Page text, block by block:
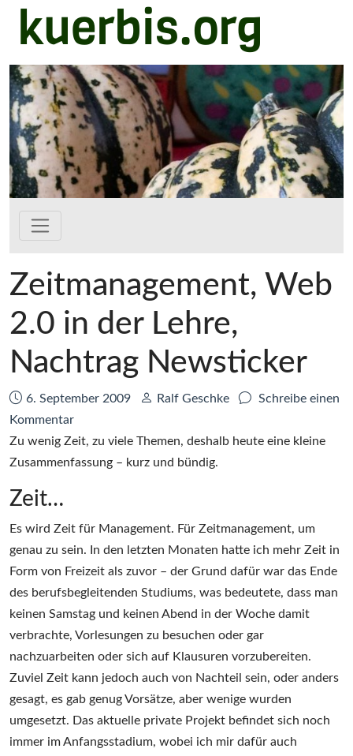
Zum Hauptinhalt springen
kuerbis.org
Zeitmanagement, Web
2.0 in der Lehre,
Nachtrag Newsticker
Datum:
6. September 2009 Autor:
Ralf Geschke
Schreibe einen
Kommentarzu
Zeitmanagement,
Web
der
Lehre,
Nachtrag
Newsticker
Zu wenig Zeit, zu viele Themen, deshalb heute eine kleine
Zusammenfassung – kurz und bündig.
Zeit…
Es wird Zeit für Management. Für Zeitmanagement, um
genau zu sein. In den letzten Monaten hatte ich mehr Zeit in
Form von Freizeit als zuvor – der Grund dafür war das Ende
des berufsbegleitenden Studiums, was bedeutete, dass man
keinen Samstag und keinen Abend in der Woche damit
verbrachte, Vorlesungen zu besuchen oder gar
nachzuarbeiten oder sich auf Klausuren vorzubereiten.
Zuviel Zeit kann jedoch auch von Nachteil sein, oder anders
gesagt, es gab genug Vorsätze, aber wenige wurden
umgesetzt. Das aktuelle private Projekt befindet sich noch
immer im Anfangsstadium, wobei ich mir dafür auch